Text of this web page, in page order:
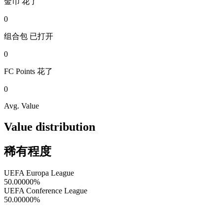
0
组合包 已打开
0
FC Points 花了
0
Avg. Value
Value distribution
稀有程度
UEFA Europa League
50.00000%
UEFA Conference League
50.00000%